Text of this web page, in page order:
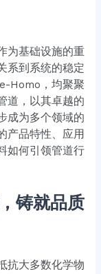
为基础设施的重
系到系统的稳定
Homo，均聚聚
道，以其卓越的
成为多个领域的
产品特性、应用
如何引领管道行
铸就品质
抗大多数化学物